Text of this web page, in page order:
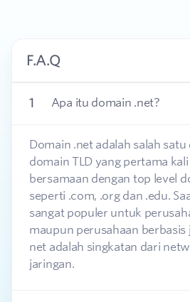
F.A.Q
1 Apa itu domain .net?
Domain .net adalah salah satu
domain TLD yang pertama
bersamaan dengan top level
seperti .com, .org dan .edu.
sangat populer untuk
maupun perusahaan berbasis
net adalah singkatan dari
jaringan.